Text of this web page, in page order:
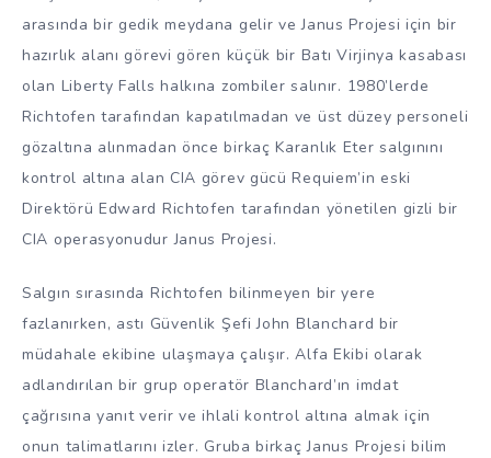
arasında bir gedik meydana gelir ve Janus Projesi için bir
hazırlık alanı görevi gören küçük bir Batı Virjinya kasabası
olan Liberty Falls halkına zombiler salınır. 1980’lerde
Richtofen tarafından kapatılmadan ve üst düzey personeli
gözaltına alınmadan önce birkaç Karanlık Eter salgınını
kontrol altına alan CIA görev gücü Requiem’in eski
Direktörü Edward Richtofen tarafından yönetilen gizli bir
CIA operasyonudur Janus Projesi.
Salgın sırasında Richtofen bilinmeyen bir yere
fazlanırken, astı Güvenlik Şefi John Blanchard bir
müdahale ekibine ulaşmaya çalışır. Alfa Ekibi olarak
adlandırılan bir grup operatör Blanchard’ın imdat
çağrısına yanıt verir ve ihlali kontrol altına almak için
onun talimatlarını izler. Gruba birkaç Janus Projesi bilim